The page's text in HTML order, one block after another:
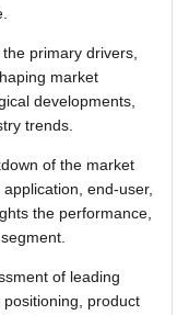
primary drivers,
market
developments,
trends.
of the market
end-user,
the performance,
of leading
product